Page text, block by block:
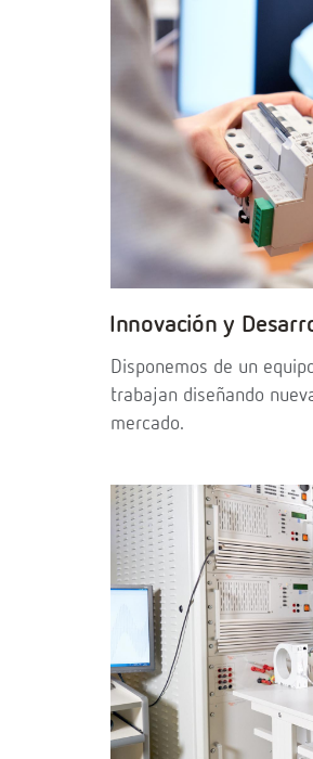
Innovación y
Disponemos de un
trabajan diseñando
mercado.